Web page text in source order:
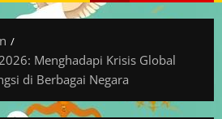
Menghadapi Krisis Global
di Berbagai Negara